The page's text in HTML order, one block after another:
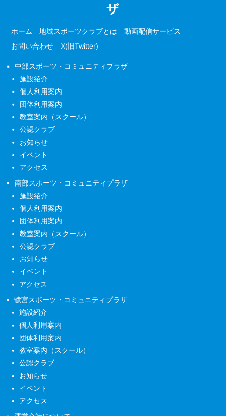
ザ
ホーム 地域スポーツクラブとは 動画配信サービス
お問い合わせ X(旧Twitter)
中部スポーツ・コミュニティプラザ
施設紹介
個人利用案内
団体利用案内
教室案内（スクール）
公認クラブ
お知らせ
イベント
アクセス
南部スポーツ・コミュニティプラザ
施設紹介
個人利用案内
団体利用案内
教室案内（スクール）
公認クラブ
お知らせ
イベント
アクセス
鷺宮スポーツ・コミュニティプラザ
施設紹介
個人利用案内
団体利用案内
教室案内（スクール）
公認クラブ
お知らせ
イベント
アクセス